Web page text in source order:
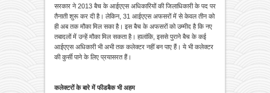
सरकार ने 2013 बैच के आईएएस अधिकारियों की जिलाधिकारी के पद पर
तैनाती शुरू कर दी है। लेकिन, 31 आईएएस अफसरों में से केवल तीन को
ही अब तक मौका मिल सका है। इस बैच के अफसरों को उम्मीद है कि नए
तबादलों में उन्हें मौका मिल सकता है। हालांकि, इससे पुराने बैच के कई
आईएएस अधिकारी भी अभी तक कलेक्टर नहीं बन पाए हैं। ये भी कलेक्टर
की कुर्सी पाने के लिए प्रयासरत हैं।
कलेक्टरों के बारे में फीडबैक भी अहम